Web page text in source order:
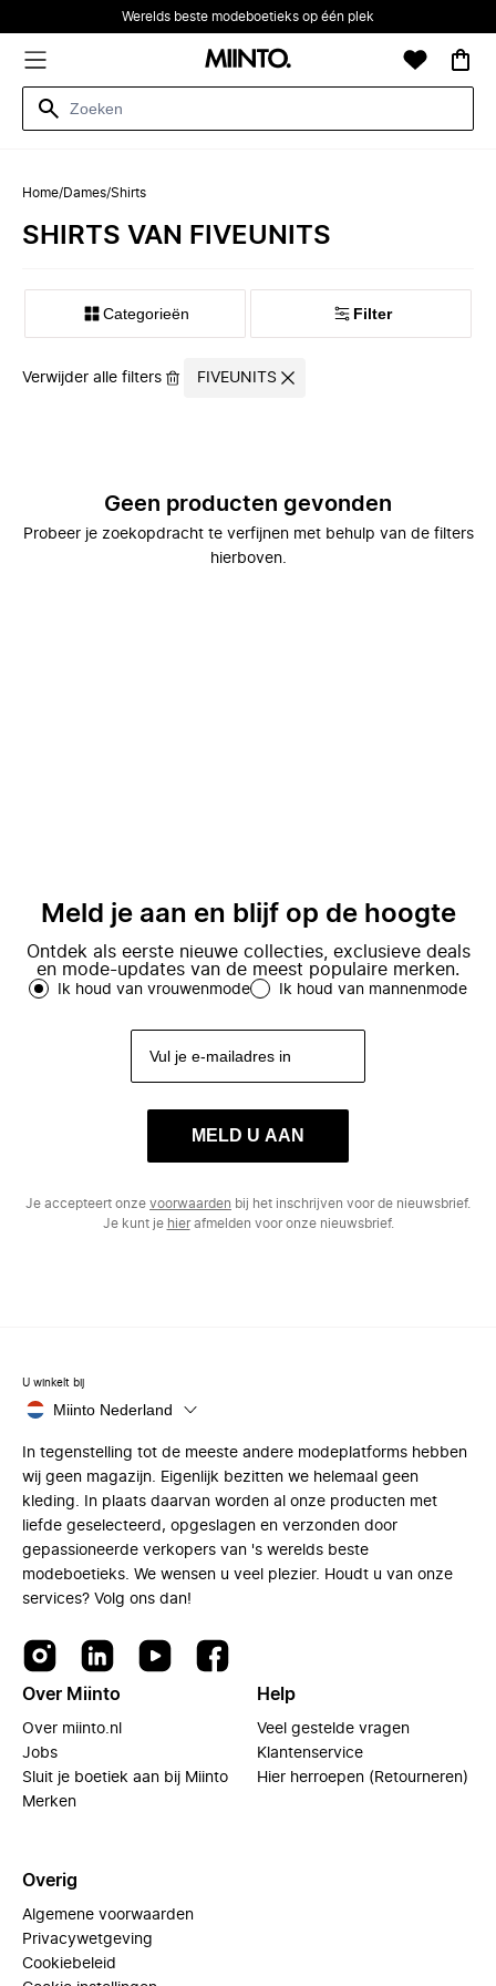
Werelds beste modeboetieks op één plek
Home/Dames/Shirts
SHIRTS VAN FIVEUNITS
Categorieën Filter
Verwijder alle filters FIVEUNITS
Geen producten gevonden
Probeer je zoekopdracht te verfijnen met behulp van de filters
hierboven.
Meld je aan en blijf op de hoogte
Ontdek als eerste nieuwe collecties, exclusieve deals
en mode-updates van de meest populaire merken.
Ik houd van vrouwenmode Ik houd van mannenmode
MELD U AAN
Je accepteert onze voorwaarden bij het inschrijven voor de nieuwsbrief.
Je kunt je hierafmelden voor onze nieuwsbrief.
U winkelt bij
Miinto Nederland
In tegenstelling tot de meeste andere modeplatforms hebben
wij geen magazijn. Eigenlijk bezitten we helemaal geen
kleding. In plaats daarvan worden al onze producten met
liefde geselecteerd, opgeslagen en verzonden door
gepassioneerde verkopers van 's werelds beste
modeboetieks. We wensen u veel plezier. Houdt u van onze
services? Volg ons dan!
Over Miinto
Over miinto.nl
Jobs
Sluit je boetiek aan bij Miinto
Merken
Help
Veel gestelde vragen
Klantenservice
Hier herroepen (Retourneren)
Overig
Algemene voorwaarden
Privacywetgeving
Cookiebeleid